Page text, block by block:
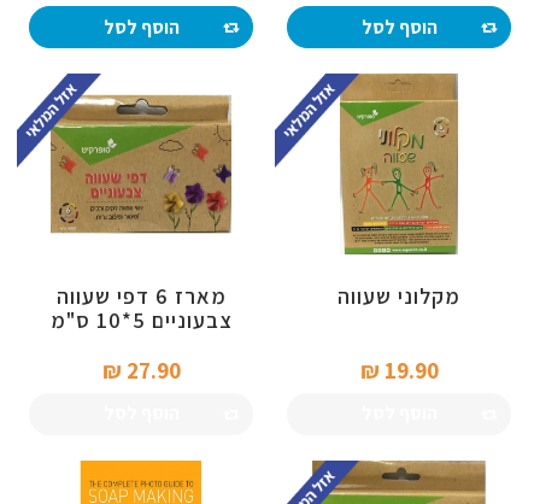
הוסף לסל הוסף לסל
מקלוני שעווה
19.90 ₪‎
מארז 6 דפי שעווה
צבעוניים 5*10 ס"מ
27.90 ₪‎